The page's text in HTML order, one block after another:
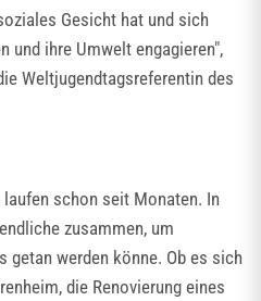
Gesicht hat und sich
und ihre Umwelt engagieren",
Weltjugendtagsreferentin des
schon seit Monaten. In
zusammen, um
getan werden könne. Ob es sich
die Renovierung eines